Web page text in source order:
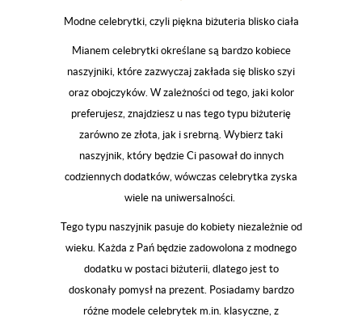
Modne celebrytki, czyli piękna biżuteria blisko ciała
Mianem celebrytki określane są bardzo kobiece
naszyjniki, które zazwyczaj zakłada się blisko szyi
oraz obojczyków. W zależności od tego, jaki kolor
preferujesz, znajdziesz u nas tego typu biżuterię
zarówno ze złota, jak i srebrną. Wybierz taki
naszyjnik, który będzie Ci pasował do innych
codziennych dodatków, wówczas celebrytka zyska
wiele na uniwersalności.
Tego typu naszyjnik pasuje do kobiety niezależnie od
wieku. Każda z Pań będzie zadowolona z modnego
dodatku w postaci biżuterii, dlatego jest to
doskonały pomysł na prezent. Posiadamy bardzo
różne modele celebrytek m.in. klasyczne, z